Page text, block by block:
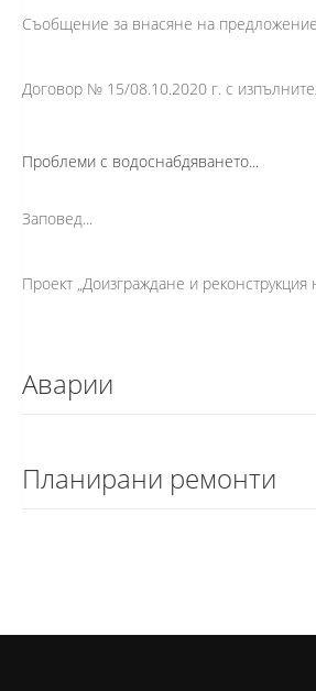
Съобщение за внасяне на
Договор № 15/08.10.2020 г. с
Проблеми с водоснабдяването...
Заповед...
Проект „Доизграждане и реконструкция
Аварии
Планирани ремонти